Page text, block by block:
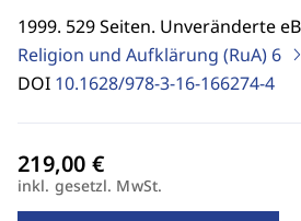
1999. 529 Seiten. Unveränderte
Religion und Aufklärung (RuA) 6
DOI 10.1628/978-3-16-166274-4
inkl. gesetzl. MwSt.